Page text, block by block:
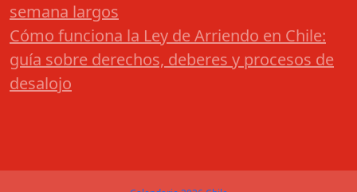
semana largos
Cómo funciona la Ley de Arriendo en Chile:
guía sobre derechos, deberes y procesos de
desalojo